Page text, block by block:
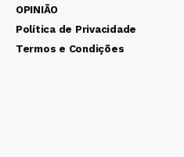
OPINIÃO
Política de Privacidade
Termos e Condições